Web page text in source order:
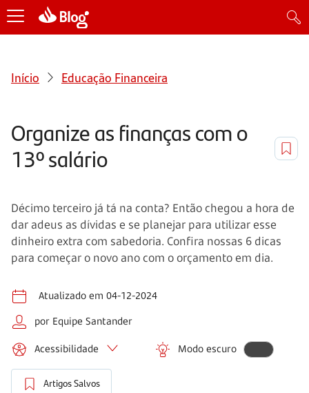
Início Educação Financeira
Organize as finanças com o
13º salário
Décimo terceiro já tá na conta? Então chegou a hora de
dar adeus as dívidas e se planejar para utilizar esse
dinheiro extra com sabedoria. Confira nossas 6 dicas
para começar o novo ano com o orçamento em dia.
Atualizado em 04-12-2024
por Equipe Santander
Acessibilidade Modo escuro
Artigos Salvos